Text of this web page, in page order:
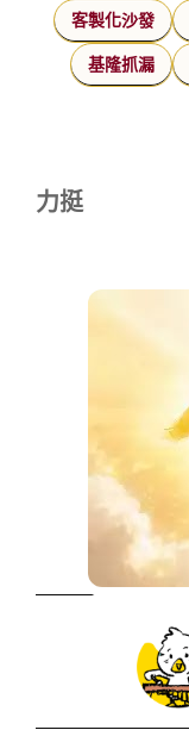
客製化沙發
基隆抓漏
力挺